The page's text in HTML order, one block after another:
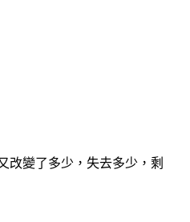
改變了多少，失去多少，剩